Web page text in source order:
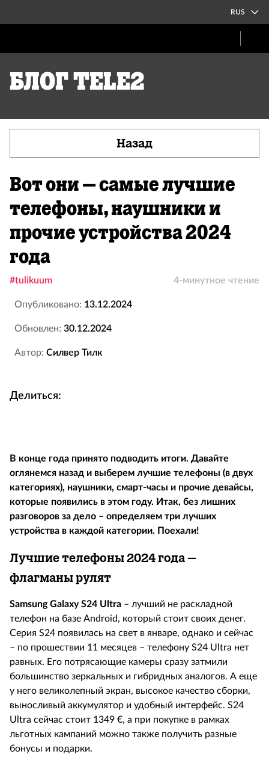
RUS
Блог Tele2
Назад
Вот они – самые лучшие
телефоны, наушники и
прочие устройства 2024
года
#tulikuum 4-минутное чтение
Опубликовано: 13.12.2024
Обновлен: 30.12.2024
Автор: Силвер Тилк
Делиться:
В конце года принято подводить итоги. Давайте
оглянемся назад и выберем лучшие телефоны (в двух
категориях), наушники, смарт-часы и прочие девайсы,
которые появились в этом году. Итак, без лишних
разговоров за дело – определяем три лучших
устройства в каждой категории. Поехали!
Лучшие телефоны 2024 года –
флагманы рулят
Samsung Galaxy S24 Ultra – лучший не раскладной
телефон на базе Android, который стоит своих денег.
Серия S24 появилась на свет в январе, однако и сейчас
– по прошествии 11 месяцев – телефону S24 Ultra нет
равных. Его потрясающие камеры сразу затмили
большинство зеркальных и гибридных аналогов. А еще
у него великолепный экран, высокое качество сборки,
выносливый аккумулятор и удобный интерфейс. S24
Ultra сейчас стоит 1349 €, а при покупке в рамках
льготных кампаний можно также получить разные
бонусы и подарки.